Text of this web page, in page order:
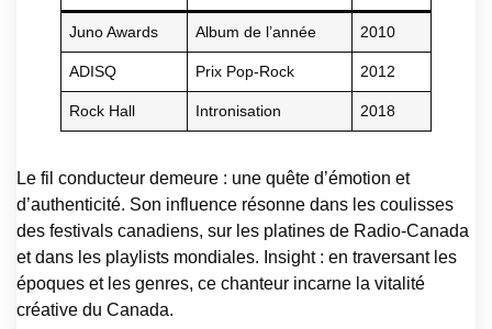
Juno Awards Album de l’année 2010
ADISQ Prix Pop-Rock 2012
Rock Hall Intronisation 2018
Le fil conducteur demeure : une quête d’émotion et
d’authenticité. Son influence résonne dans les coulisses
des festivals canadiens, sur les platines de Radio-Canada
et dans les playlists mondiales. Insight : en traversant les
époques et les genres, ce chanteur incarne la vitalité
créative du Canada.